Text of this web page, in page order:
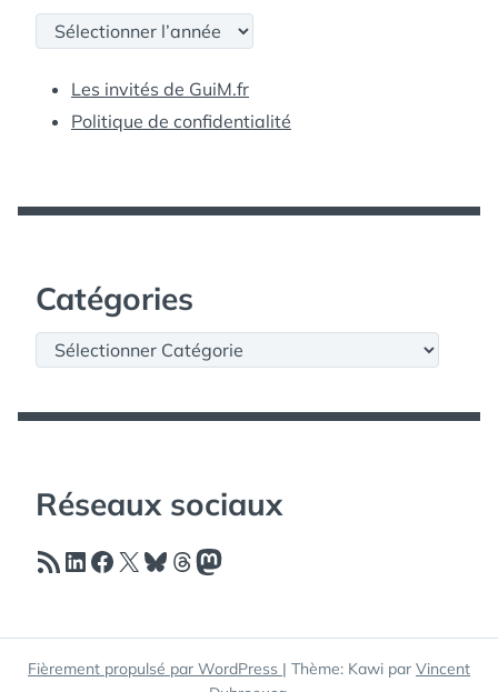
Archives
Les invités de GuiM.fr
Politique de confidentialité
Catégories
Catégories
Réseaux sociaux
Flux RSSLinkedIn
Facebook
X Bluesky
Threads
Mastodon
Fièrement propulsé par WordPress | Thème: Kawi par Vincent